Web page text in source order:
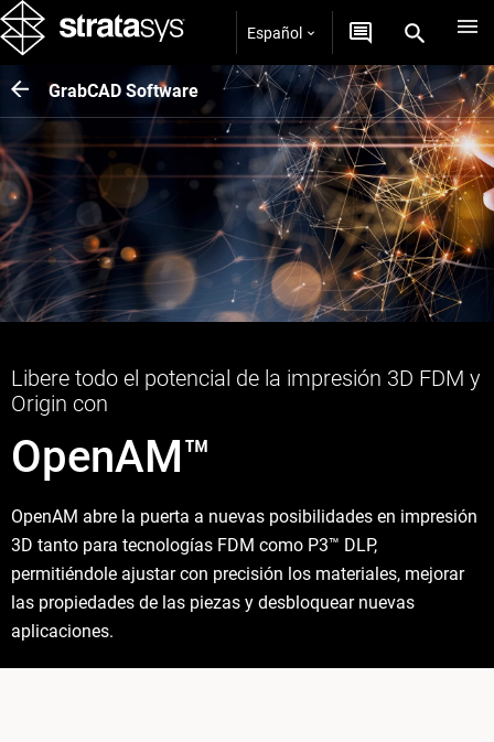
Español
GrabCAD Software
Libere todo el potencial de la impresión 3D FDM y
Origin con
OpenAM™
OpenAM abre la puerta a nuevas posibilidades en impresión
3D tanto para tecnologías FDM como P3™ DLP,
permitiéndole ajustar con precisión los materiales, mejorar
las propiedades de las piezas y desbloquear nuevas
aplicaciones.